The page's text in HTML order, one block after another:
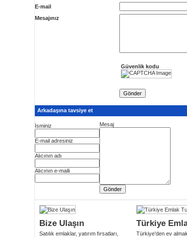
E-mail
Mesajınız
Güvenlik kodu
Arkadaşına tavsiye et
İsminiz
E-mail adresiniz
Alıcının adı
Alıcının e-maili
Mesaj
Bize Ulaşın
Satılık emlaklar, yatırım fırsatları,
Türkiye
Türkiye'den ev